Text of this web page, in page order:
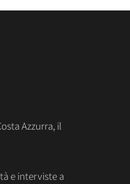
Azzurra, il
e interviste a